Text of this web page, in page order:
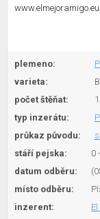
www.elmejoramigo.eu
plemeno:
varieta:
počet štěňat:
typ inzerátu:
průkaz původu:
stáří pejska:
0
datum odběru:
místo odběru:
inzerent: